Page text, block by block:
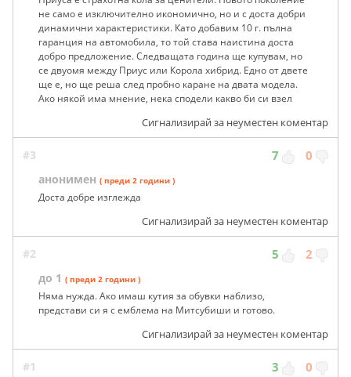
не само е изключително икономично, но и с доста добри
динамични характеристики. Като добавим 10 г. пълна
гаранция на автомобила, то той става наистина доста
добро предложение. Следващата година ще купувам, но
се двуомя между Приус или Корола хибрид. Едно от двете
ще е, но ще реша след пробно каране на двата модела.
Ако някой има мнение, нека сподели какво би си взел
Сигнализирай за неуместен коментар
#3 7 0
анонимен ( преди 2 години )
Доста добре изглежда
Сигнализирай за неуместен коментар
#2 5 2
до 1 ( преди 2 години )
Няма нужда. Ако имаш кутия за обувки наблизо,
представи си я с емблема на Митсубиши и готово.
Сигнализирай за неуместен коментар
#1 3 0